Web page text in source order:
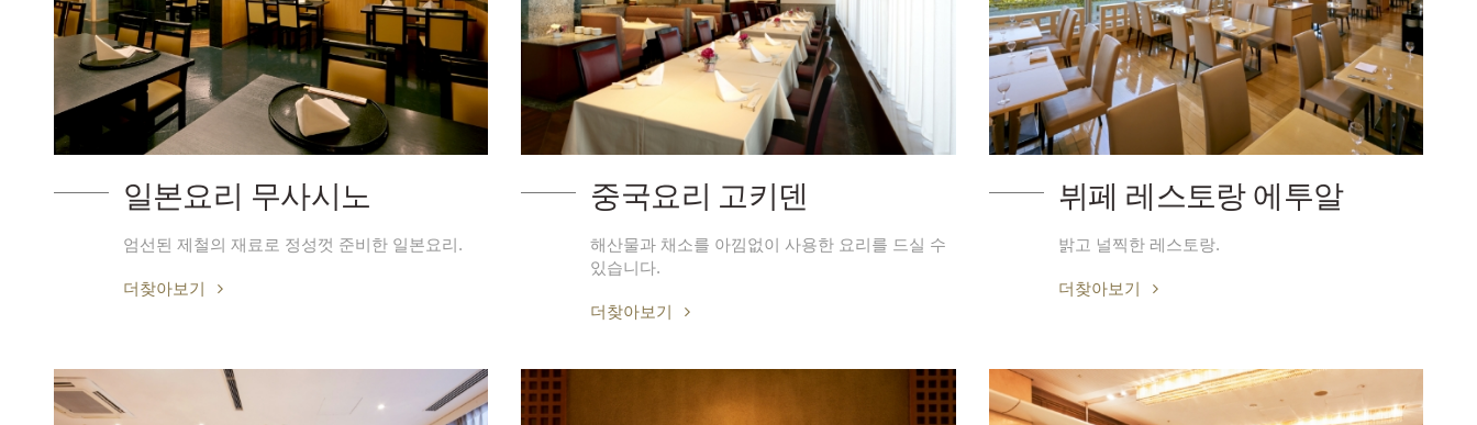
일본요리 무사시노
엄선된 제철의 재료로 정성껏 준비한 일본요리.
더찾아보기
중국요리 고키덴
해산물과 채소를 아낌없이 사용한 요리를 드실 수
있습니다.
더찾아보기
뷔페 레스토랑 에투알
밝고 널찍한 레스토랑.
더찾아보기